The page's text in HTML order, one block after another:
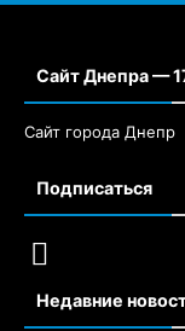
Сайт Днепра —
Сайт города Днепр
Подписаться
Недавние